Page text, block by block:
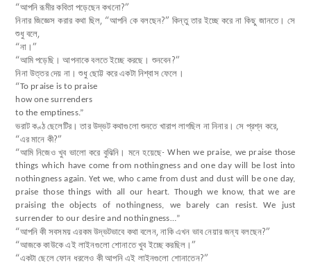
“আপনি রূমীর কবিতা পড়েছেন কখনো?”
নিনার জিজ্ঞেস করার কথা ছিল, “আপনি কে বলছেন?” কিন্তু তার ইচ্ছে করে না কিছু জানতে। সে
শুধু বলে,
“না।”
“আমি পড়েছি। আপনাকে বলতে ইচ্ছে করছে। শুনবেন?”
নিনা উত্তর দেয় না। শুধু ছোট্ট করে একটা নিশ্বাস ফেলে।
“To praise is to praise
how one surrenders
to the emptiness.”
ভরাট কণ্ঠ ছেলেটির। তার উদ্ভট কথাগুলো শুনতে খারাপ লাগছিল না নিনার। সে প্রশ্ন করে,
“এর মানে কী?”
“আমি নিজেও খুব ভালো করে বুঝিনি। মনে হয়েছে-When we praise, we praise those
things which have come from nothingness and one day will be lost into
nothingness again. Yet we, who came from dust and dust will be one day,
praise those things with all our heart. Though we know, that we are
praising the objects of nothingness, we barely can resist. We just
surrender to our desire and nothingness…”
“আপনি কী সবসময় এরকম উদ্ভটভাবে কথা বলেন, নাকি এখন ভাব নেয়ার জন্য বলছেন?”
“আজকে কাউকে এই লাইনগুলো শোনাতে খুব ইচ্ছে করছিল।”
“একটা ছেলে ফোন ধরলেও কী আপনি এই লাইনগুলো শোনাতেন?”